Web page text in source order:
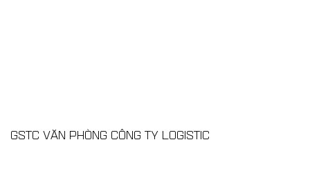
GSTC VĂN PHÒNG CÔNG TY LOGISTIC